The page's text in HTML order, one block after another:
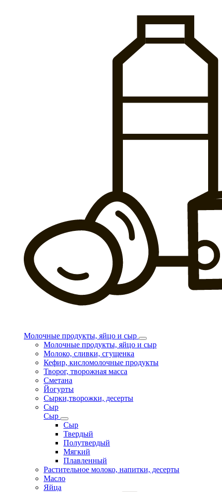
Молочные продукты, яйцо и сыр
Молочные продукты, яйцо и сыр
Молоко, сливки, сгущенка
Кефир, кисломолочные продукты
Творог, творожная масса
Сметана
Йогурты
Сырки,творожки, десерты
Сыр
Сыр
Сыр
Твердый
Полутвердый
Мягкий
Плавленный
Растительное молоко, напитки, десерты
Масло
Яйца